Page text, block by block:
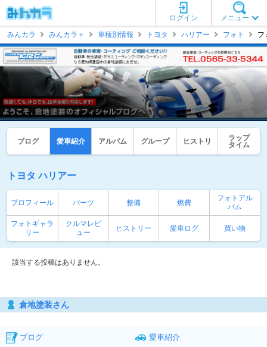
メニュー
ログイン
みんカラ
みんカラ＋ 車種別情報 トヨタ ハリアー フォト フ
ブログ 愛車紹介 アルバム グループ ヒストリ
ラップ
タイム
トヨタ ハリアー
プロフィール パーツ 整備 燃費
フォトアル
バム
フォトギャラ
リー
クルマレビ
ュー
ヒストリー 愛車ログ 買い物
該当する投稿はありません。
倉地塗装さん
ブログ
愛車紹介